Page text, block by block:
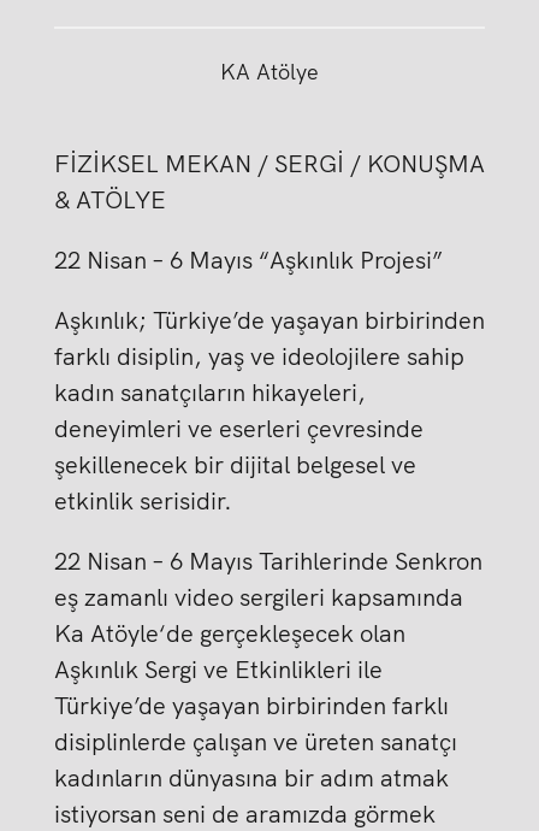
KA Atölye
FİZİKSEL MEKAN / SERGİ / KONUŞMA
& ATÖLYE
22 Nisan – 6 Mayıs “Aşkınlık Projesi”
Aşkınlık; Türkiye’de yaşayan birbirinden
farklı disiplin, yaş ve ideolojilere sahip
kadın sanatçıların hikayeleri,
deneyimleri ve eserleri çevresinde
şekillenecek bir dijital belgesel ve
etkinlik serisidir.
22 Nisan – 6 Mayıs Tarihlerinde Senkron
eş zamanlı video sergileri kapsamında
Ka Atöyle‘de gerçekleşecek olan
Aşkınlık Sergi ve Etkinlikleri ile
Türkiye’de yaşayan birbirinden farklı
disiplinlerde çalışan ve üreten sanatçı
kadınların dünyasına bir adım atmak
istiyorsan seni de aramızda görmek